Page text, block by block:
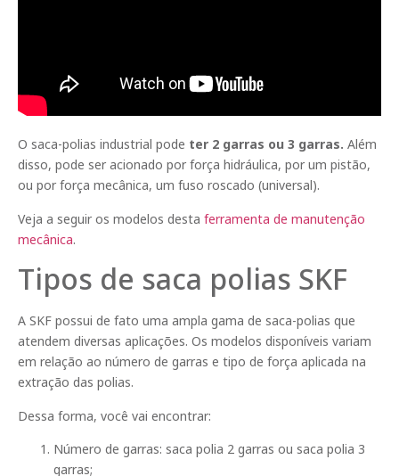
O saca-polias industrial pode ter 2 garras ou 3 garras. Além
disso, pode ser acionado por força hidráulica, por um pistão,
ou por força mecânica, um fuso roscado (universal).
Veja a seguir os modelos desta ferramenta de manutenção
mecânica.
Tipos de saca polias SKF
A SKF possui de fato uma ampla gama de saca-polias que
atendem diversas aplicações. Os modelos disponíveis variam
em relação ao número de garras e tipo de força aplicada na
extração das polias.
Dessa forma, você vai encontrar:
Número de garras: saca polia 2 garras ou saca polia 3
garras;